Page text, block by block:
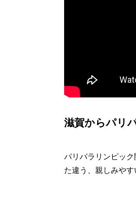
滋賀からパリ
パリパラリンピッ
た違う、親しみやす